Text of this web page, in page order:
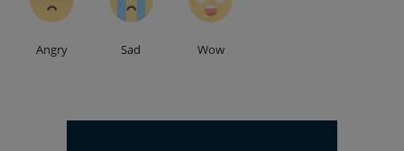
Angry Sad Wow